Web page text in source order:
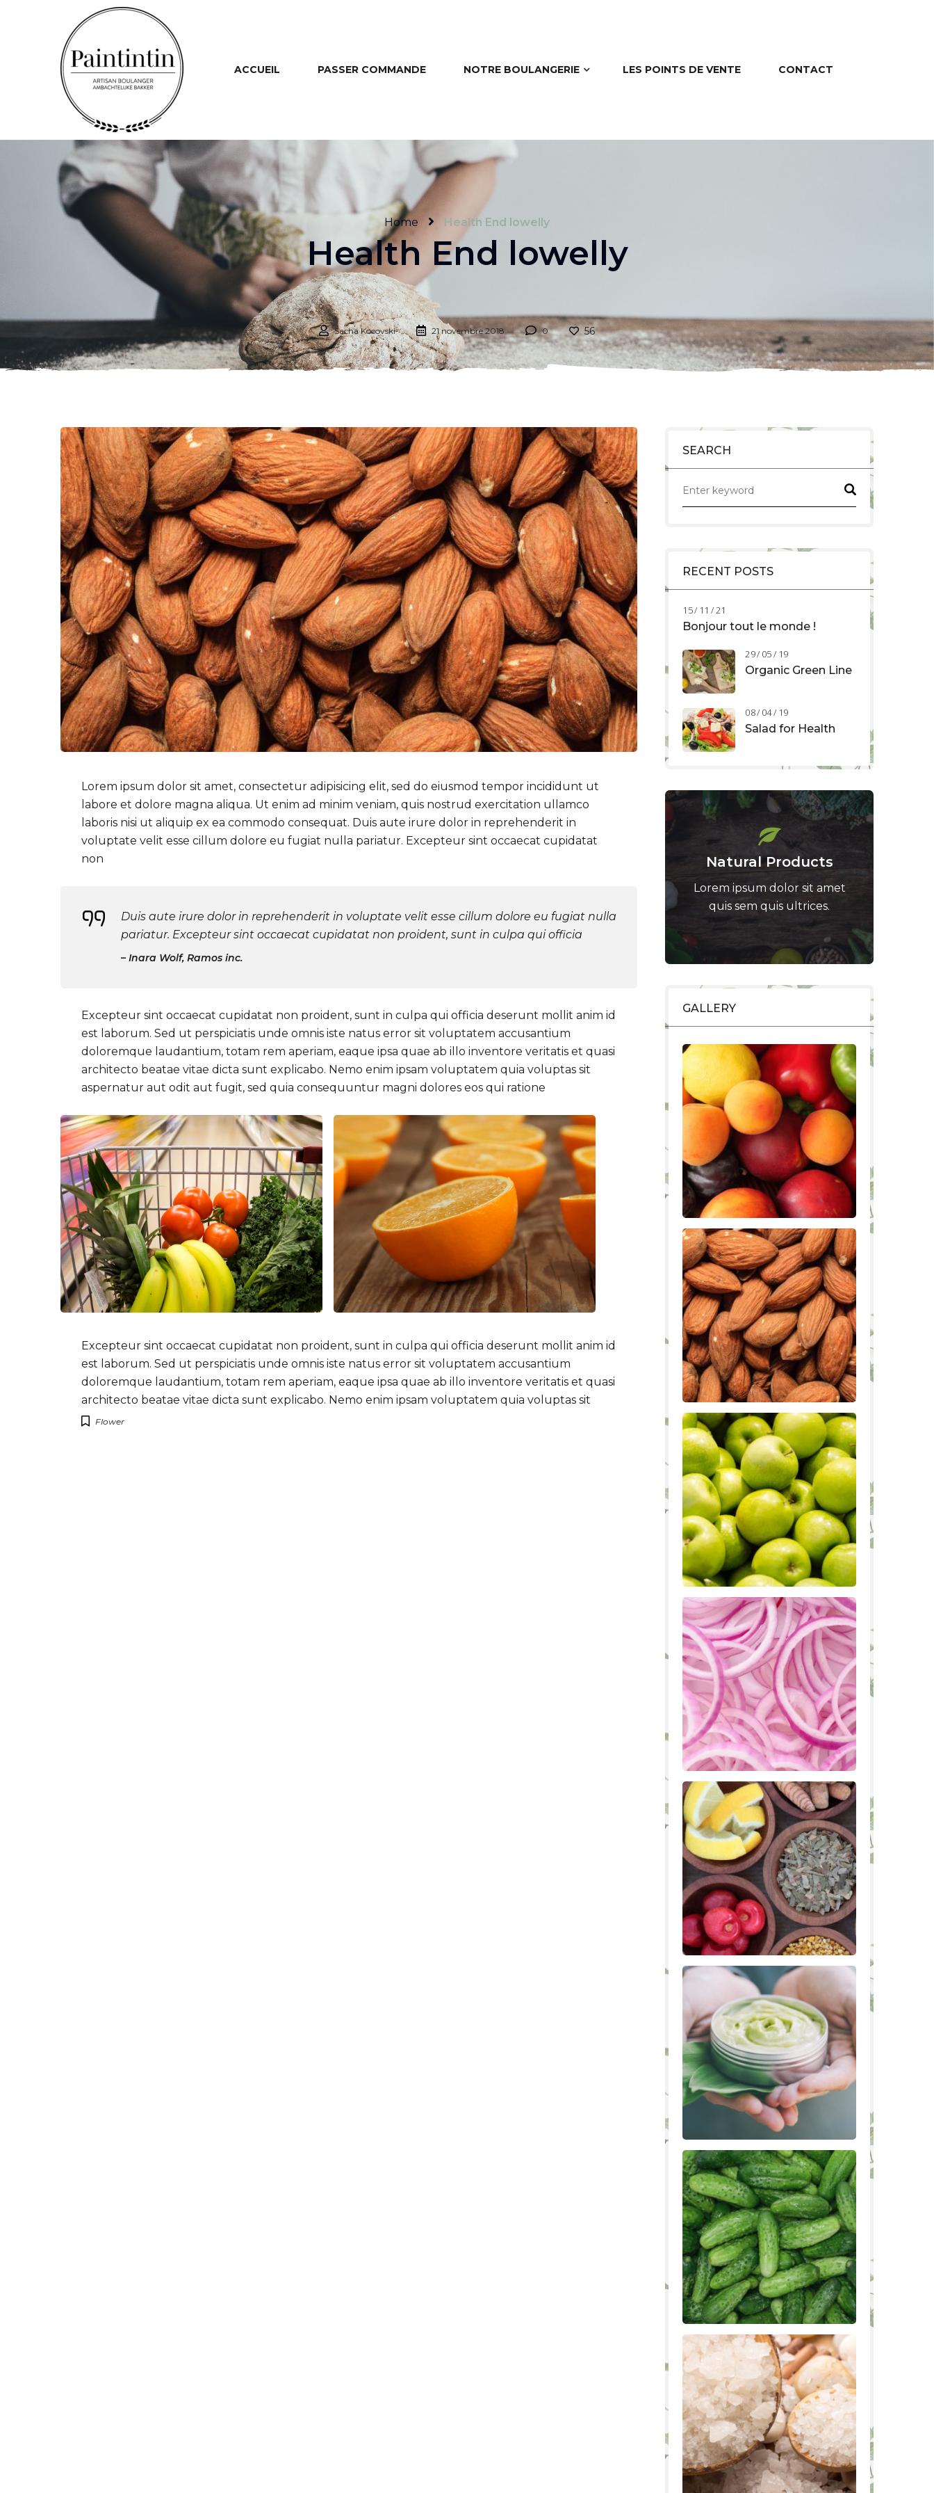
ACCUEIL PASSER COMMANDE NOTRE BOULANGERIE LES POINTS DE VENTE CONTACT
Home Health End lowelly
Health End lowelly
Sacha Kocovski 21 novembre 2018 0 56
SEARCH
RECENT POSTS
15 / 11 / 21
Bonjour tout le monde !
29 / 05 / 19
Organic Green Line
08 / 04 / 19
Salad for Health
Natural Products
Lorem ipsum dolor sit amet
quis sem quis ultrices.
GALLERY
Lorem ipsum dolor sit amet, consectetur adipisicing elit, sed do eiusmod tempor incididunt ut
labore et dolore magna aliqua. Ut enim ad minim veniam, quis nostrud exercitation ullamco
laboris nisi ut aliquip ex ea commodo consequat. Duis aute irure dolor in reprehenderit in
voluptate velit esse cillum dolore eu fugiat nulla pariatur. Excepteur sint occaecat cupidatat
non
Duis aute irure dolor in reprehenderit in voluptate velit esse cillum dolore eu fugiat nulla
pariatur. Excepteur sint occaecat cupidatat non proident, sunt in culpa qui officia
Inara Wolf, Ramos inc.
Excepteur sint occaecat cupidatat non proident, sunt in culpa qui officia deserunt mollit anim id
est laborum. Sed ut perspiciatis unde omnis iste natus error sit voluptatem accusantium
doloremque laudantium, totam rem aperiam, eaque ipsa quae ab illo inventore veritatis et quasi
architecto beatae vitae dicta sunt explicabo. Nemo enim ipsam voluptatem quia voluptas sit
aspernatur aut odit aut fugit, sed quia consequuntur magni dolores eos qui ratione
Excepteur sint occaecat cupidatat non proident, sunt in culpa qui officia deserunt mollit anim id
est laborum. Sed ut perspiciatis unde omnis iste natus error sit voluptatem accusantium
doloremque laudantium, totam rem aperiam, eaque ipsa quae ab illo inventore veritatis et quasi
architecto beatae vitae dicta sunt explicabo. Nemo enim ipsam voluptatem quia voluptas sit
Flower